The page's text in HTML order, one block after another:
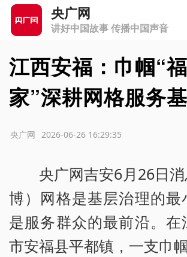
央广网
讲好中国故事 传播中国声音
江西安福：巾帼“
家”深耕网格服务
2026-06-26 16:29:35
央广网
央广网吉安6月26日
博）网格是基层治理的最
是服务群众的最前沿。在
市安福县平都镇，一支巾